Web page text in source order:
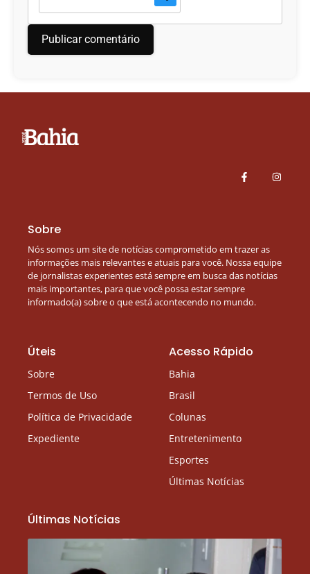
Sobre
Nós somos um site de notícias comprometido em trazer as
informações mais relevantes e atuais para você. Nossa equipe
de jornalistas experientes está sempre em busca das notícias
mais importantes, para que você possa estar sempre
informado(a) sobre o que está acontecendo no mundo.
Úteis
Sobre
Termos de Uso
Política de Privacidade
Expediente
Acesso Rápido
Bahia
Brasil
Colunas
Entretenimento
Esportes
Últimas Notícias
Últimas Notícias